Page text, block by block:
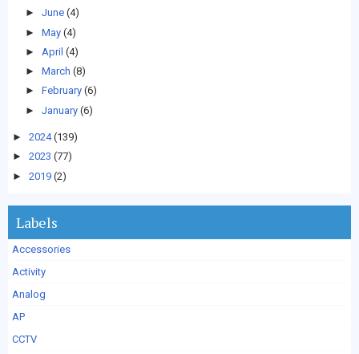
► June (4)
► May (4)
► April (4)
► March (8)
► February (6)
► January (6)
► 2024 (139)
► 2023 (77)
► 2019 (2)
Labels
Accessories
Activity
Analog
AP
CCTV